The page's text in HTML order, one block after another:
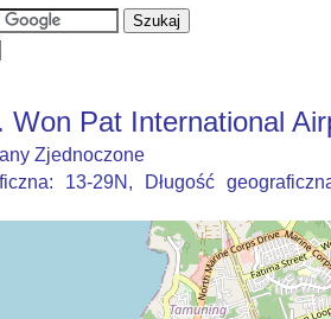
Won Pat International
Zjednoczone
13-29N, Długość